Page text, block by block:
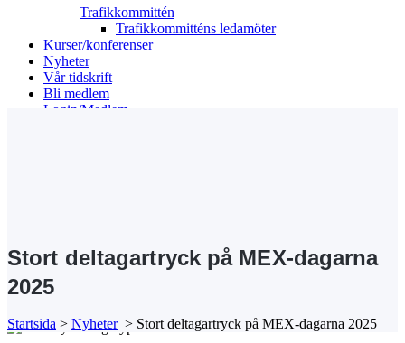
Trafikkommittén
Trafikkommitténs ledamöter
Kurser/konferenser
Nyheter
Vår tidskrift
Bli medlem
Login/Medlem
Stort deltagartryck på MEX-dagarna
2025
Startsida > Nyheter > Stort deltagartryck på MEX-dagarna 2025